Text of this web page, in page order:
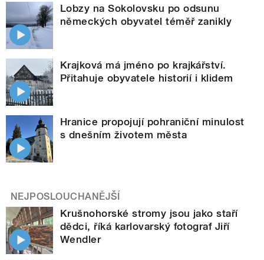
Lobzy na Sokolovsku po odsunu
německých obyvatel téměř zanikly
Krajková má jméno po krajkářství.
Přitahuje obyvatele historií i klidem
Hranice propojují pohraniční minulost
s dnešním životem města
NEJPOSLOUCHANĚJŠÍ
Krušnohorské stromy jsou jako staří
dědci, říká karlovarský fotograf Jiří
Wendler